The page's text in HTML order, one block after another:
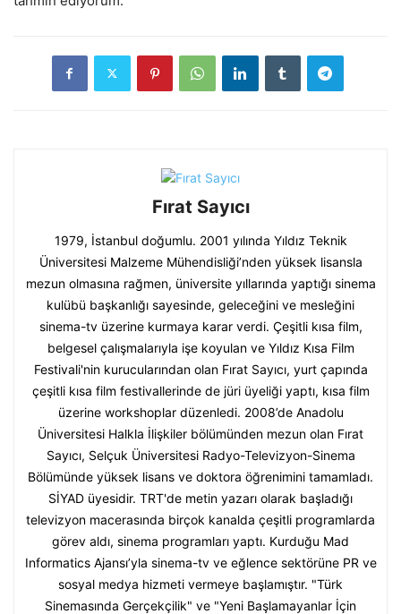
Fırat Sayıcı
1979, İstanbul doğumlu. 2001 yılında Yıldız Teknik
Üniversitesi Malzeme Mühendisliği’nden yüksek lisansla
mezun olmasına rağmen, üniversite yıllarında yaptığı sinema
kulübü başkanlığı sayesinde, geleceğini ve mesleğini
sinema-tv üzerine kurmaya karar verdi. Çeşitli kısa film,
belgesel çalışmalarıyla işe koyulan ve Yıldız Kısa Film
Festivali'nin kurucularından olan Fırat Sayıcı, yurt çapında
çeşitli kısa film festivallerinde de jüri üyeliği yaptı, kısa film
üzerine workshoplar düzenledi. 2008’de Anadolu
Üniversitesi Halkla İlişkiler bölümünden mezun olan Fırat
Sayıcı, Selçuk Üniversitesi Radyo-Televizyon-Sinema
Bölümünde yüksek lisans ve doktora öğrenimini tamamladı.
SİYAD üyesidir. TRT'de metin yazarı olarak başladığı
televizyon macerasında birçok kanalda çeşitli programlarda
görev aldı, sinema programları yaptı. Kurduğu Mad
Informatics Ajansı’yla sinema-tv ve eğlence sektörüne PR ve
sosyal medya hizmeti vermeye başlamıştır. "Türk
Sinemasında Gerçekçilik" ve "Yeni Başlamayanlar İçin